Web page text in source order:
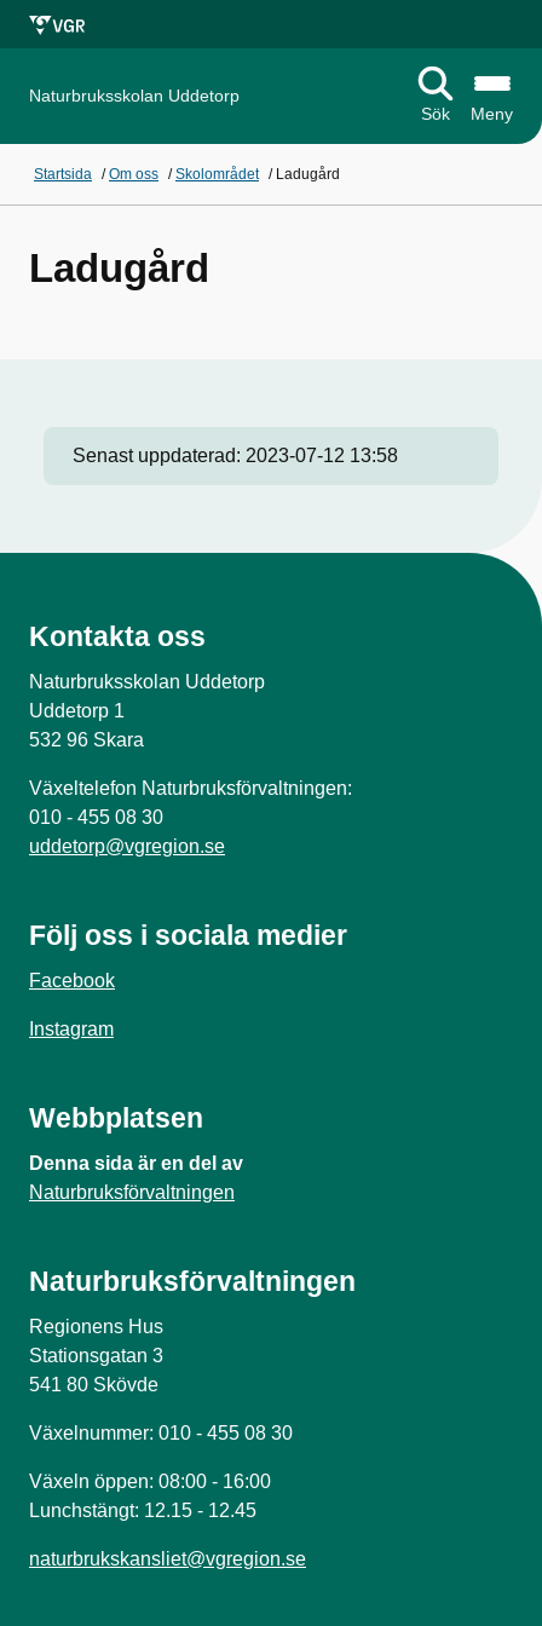
Naturbruksskolan Uddetorp
Sök
Meny
Startsida /Om oss /Skolområdet / Ladugård
Ladugård
Senast uppdaterad: 2023-07-12 13:58
Kontakta oss
Naturbruksskolan Uddetorp
Uddetorp 1
532 96 Skara
Växeltelefon Naturbruksförvaltningen:
010 - 455 08 30
uddetorp@vgregion.se
Följ oss i sociala medier
Facebook
Instagram
Webbplatsen
Denna sida är en del av
Naturbruksförvaltningen
Naturbruksförvaltningen
Regionens Hus
Stationsgatan 3
541 80 Skövde
Växelnummer: 010 - 455 08 30
Växeln öppen: 08:00 - 16:00
Lunchstängt: 12.15 - 12.45
naturbrukskansliet@vgregion.se